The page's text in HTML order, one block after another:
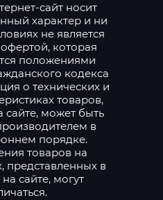
сайт носит
характер и ни
не является
которая
положениями
кодекса
о технических и
товаров,
сайте, может быть
в
порядке.
товаров на
представленных в
на сайте, могут